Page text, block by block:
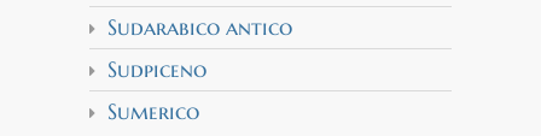
Sudarabico antico
Sudpiceno
Sumerico